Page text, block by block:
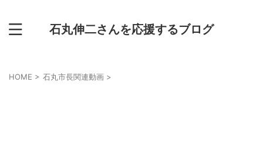
石丸伸二さんを応援するブログ
HOME > 石丸市長関連動画 >